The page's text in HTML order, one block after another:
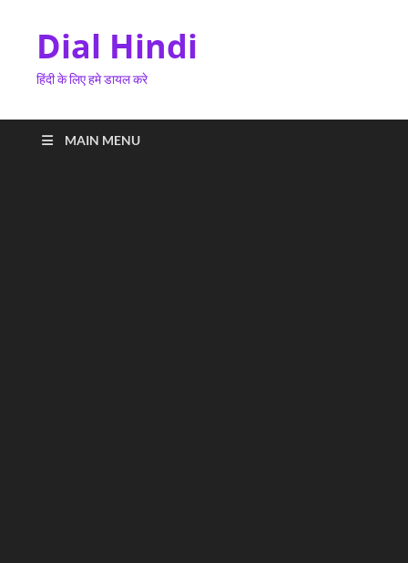
Dial Hindi
हिंदी के लिए हमे डायल करे
MAIN MENU